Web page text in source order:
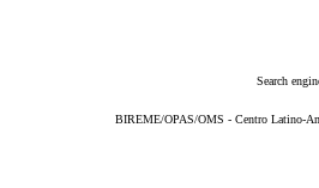
Search
BIREME/OPAS/OMS - Centro Latino-